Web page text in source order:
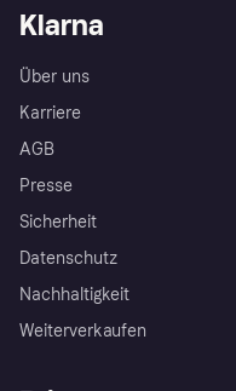
Klarna
Über uns
Karriere
AGB
Presse
Sicherheit
Datenschutz
Nachhaltigkeit
Weiterverkaufen